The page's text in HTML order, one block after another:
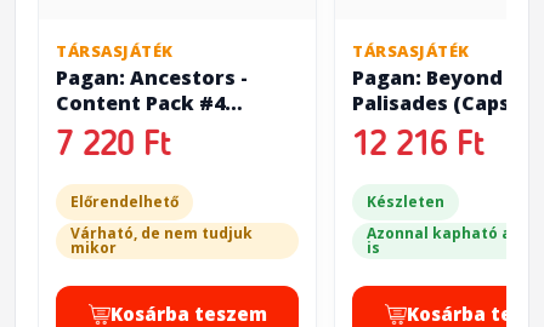
TÁRSASJÁTÉK
Pagan: Ancestors -
Content Pack #4
(Capstone Edition)
7 220 Ft
Előrendelhető
Várható, de nem tudjuk
mikor
Kosárba teszem
TÁRSASJÁTÉK
Pagan: Beyond the
Palisades
Edition)
12 216 Ft
Készleten
Azonnal kapható a
is
Kosárba